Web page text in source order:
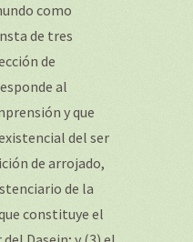
como
de tres
de
al
y que
del ser
de arrojado,
de la
constituye el